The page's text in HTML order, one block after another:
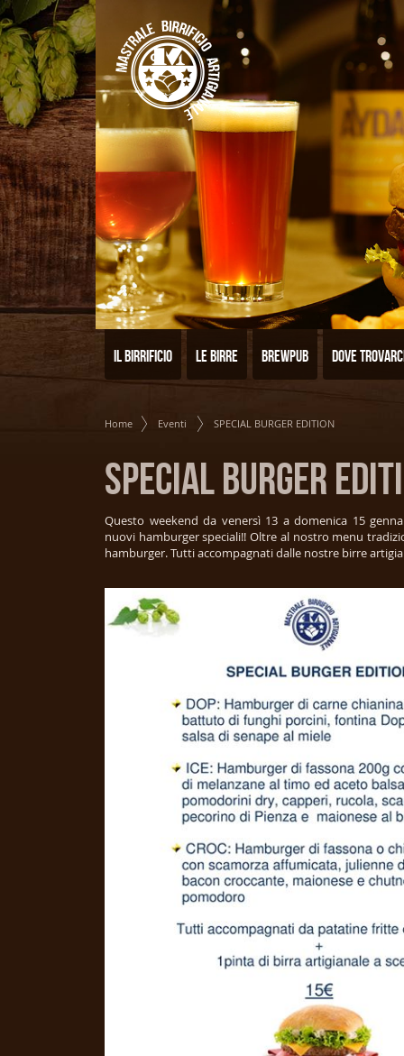
Il birrificio Le birre Brewpub Dove
Home Eventi SPECIAL BURGER EDITION
SPECIAL BURGER
Questo weekend da venersì 13 a domenica 15
nuovi hamburger speciali!! Oltre al nostro menu
hamburger. Tutti accompagnati dalle nostre birre